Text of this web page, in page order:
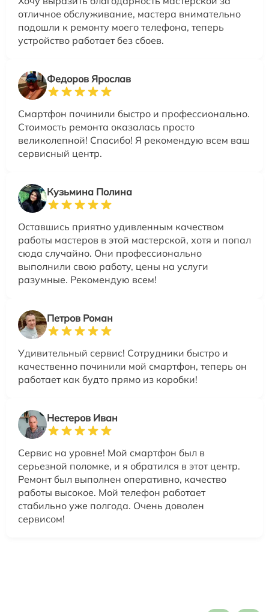
отличное обслуживание, мастера внимательно
подошли к ремонту моего телефона, теперь
устройство работает без сбоев.
Федоров Ярослав
Смартфон починили быстро и профессионально.
Стоимость ремонта оказалась просто
великолепной! Спасибо! Я рекомендую всем ваш
сервисный центр.
Кузьмина Полина
Оставшись приятно удивленным качеством
работы мастеров в этой мастерской, хотя и попал
сюда случайно. Они профессионально
выполнили свою работу, цены на услуги
разумные. Рекомендую всем!
Петров Роман
Удивительный сервис! Сотрудники быстро и
качественно починили мой смартфон, теперь он
работает как будто прямо из коробки!
Нестеров Иван
Сервис на уровне! Мой смартфон был в
серьезной поломке, и я обратился в этот центр.
Ремонт был выполнен оперативно, качество
работы высокое. Мой телефон работает
стабильно уже полгода. Очень доволен
сервисом!